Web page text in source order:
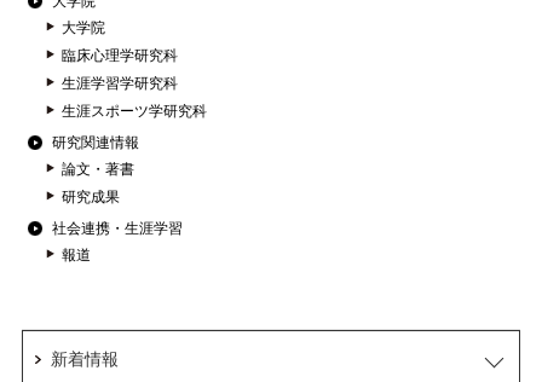
大学院
臨床心理学研究科
生涯学習学研究科
生涯スポーツ学研究科
研究関連情報
論文・著書
研究成果
社会連携・生涯学習
報道
新着情報